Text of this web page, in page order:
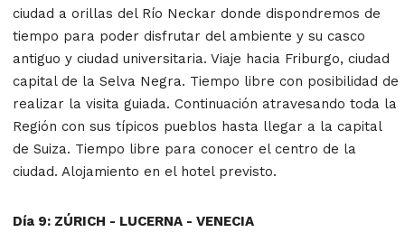
ciudad a orillas del Río Neckar donde dispondremos de
tiempo para poder disfrutar del ambiente y su casco
antiguo y ciudad universitaria. Viaje hacia Friburgo, ciudad
capital de la Selva Negra. Tiempo libre con posibilidad de
realizar la visita guiada. Continuación atravesando toda la
Región con sus típicos pueblos hasta llegar a la capital
de Suiza. Tiempo libre para conocer el centro de la
ciudad. Alojamiento en el hotel previsto.
Día 9: ZÚRICH - LUCERNA - VENECIA